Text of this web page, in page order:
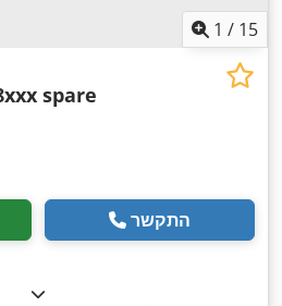
1 / 15
spare
התקשר